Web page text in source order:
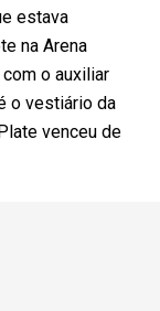
estava
na Arena
o auxiliar
o vestiário da
venceu de